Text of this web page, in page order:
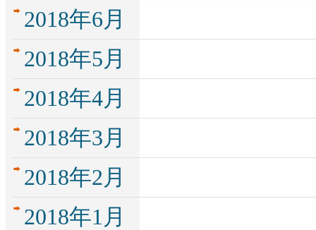
2018年6月
2018年5月
2018年4月
2018年3月
2018年2月
2018年1月